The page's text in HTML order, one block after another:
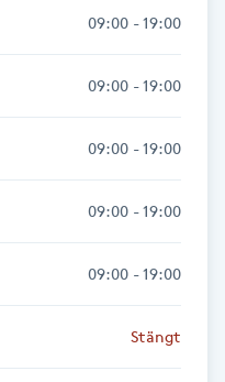
09:00 - 19:00
09:00 - 19:00
09:00 - 19:00
09:00 - 19:00
09:00 - 19:00
Stängt